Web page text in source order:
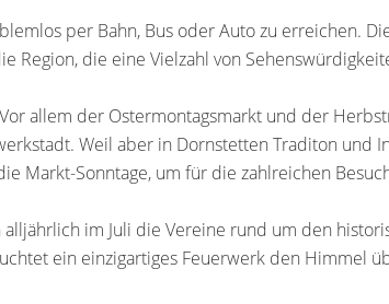
per Bahn, Bus oder Auto zu erreichen.
Region, die eine Vielzahl von
allem der Ostermontagsmarkt und der
Weil aber in Dornstetten Traditon und
Markt-Sonntage, um für die zahlreichen
im Juli die Vereine rund um den
ein einzigartiges Feuerwerk den Himmel